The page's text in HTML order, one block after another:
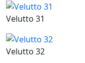
Velutto 31
Velutto 32